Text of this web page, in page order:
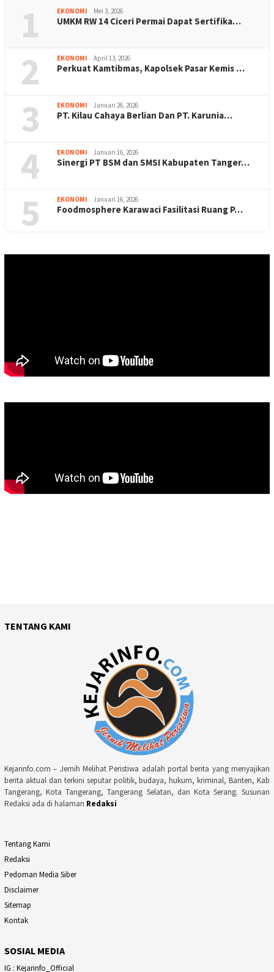
1 EKONOMI Mei 3, 2026
UMKM RW 14 Ciceri Permai Dapat Sertifika…
2 EKONOMI April 13, 2026
Perkuat Kamtibmas, Kapolsek Pasar Kemis …
3 EKONOMI Januari 26, 2026
PT. Kilau Cahaya Berlian Dan PT. Karunia…
4 EKONOMI Januari 16, 2026
Sinergi PT BSM dan SMSI Kabupaten Tanger…
5 EKONOMI Januari 16, 2026
Foodmosphere Karawaci Fasilitasi Ruang P…
TENTANG KAMI
Kejarinfo.com – Jernih Melihat Peristiwa adalah portal berita yang menyajikan
berita aktual dan terkini seputar politik, budaya, hukum, kriminal, Banten, Kab
Tangerang, Kota Tangerang, Tangerang Selatan, dan Kota Serang. Susunan
Redaksi ada di halaman Redaksi
Tentang Kami
Redaksi
Pedoman Media Siber
Disclaimer
Sitemap
Kontak
SOSIAL MEDIA
IG : Kejarinfo_Official